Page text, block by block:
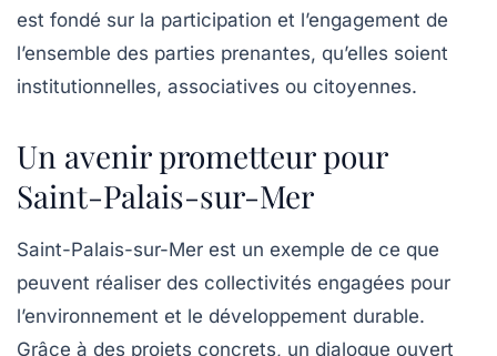
est fondé sur la participation et l’engagement de
l’ensemble des parties prenantes, qu’elles soient
institutionnelles, associatives ou citoyennes.
Un avenir prometteur pour
Saint-Palais-sur-Mer
Saint-Palais-sur-Mer est un exemple de ce que
peuvent réaliser des collectivités engagées pour
l’environnement et le développement durable.
Grâce à des projets concrets, un dialogue ouvert